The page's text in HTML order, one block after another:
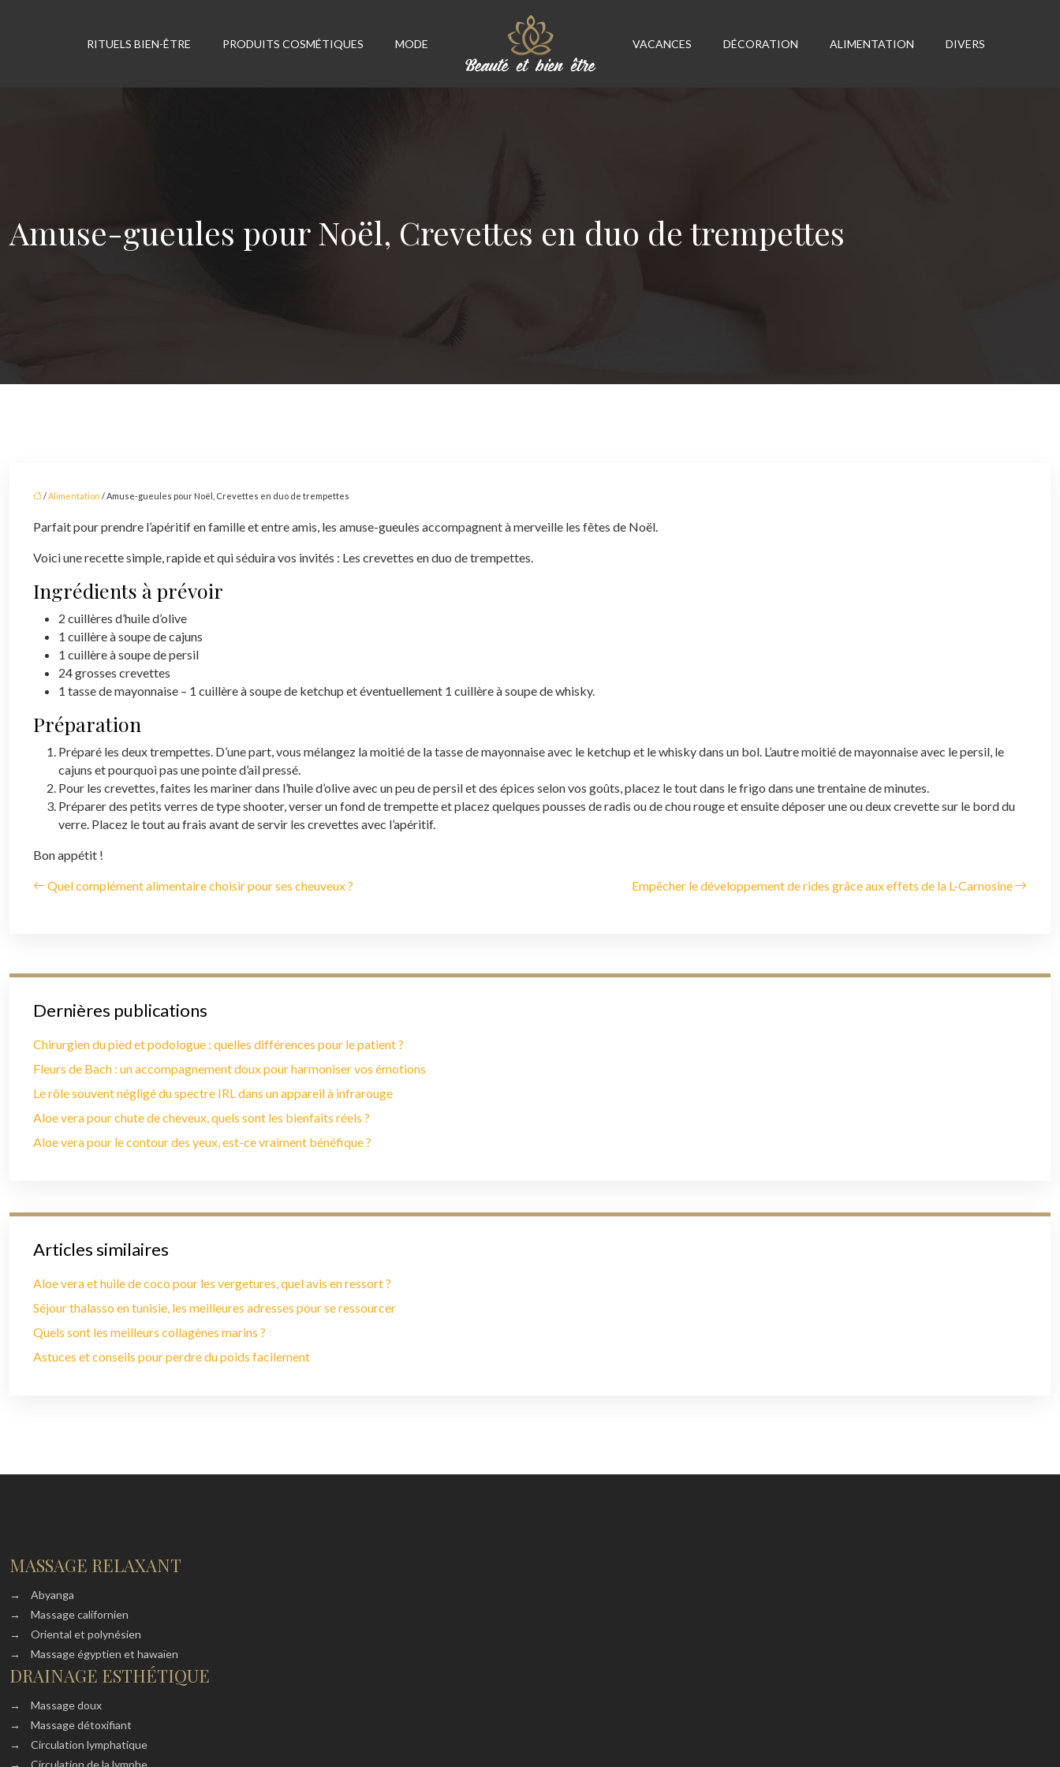
MODE
PRODUITS COSMÉTIQUES
RITUELS BIEN-ÊTRE VACANCES DÉCORATION ALIMENTATION DIVERS
Amuse-gueules pour Noël, Crevettes en duo de trempettes
/Alimentation / Amuse-gueules pour Noël, Crevettes en duo de trempettes
Parfait pour prendre l’apéritif en famille et entre amis, les amuse-gueules accompagnent à merveille les fêtes de Noël.
Voici une recette simple, rapide et qui séduira vos invités : Les crevettes en duo de trempettes.
Ingrédients à prévoir
2 cuillères d’huile d’olive
1 cuillère à soupe de cajuns
1 cuillère à soupe de persil
24 grosses crevettes
1 tasse de mayonnaise – 1 cuillère à soupe de ketchup et éventuellement 1 cuillère à soupe de whisky.
Préparation
Préparé les deux trempettes. D’une part, vous mélangez la moitié de la tasse de mayonnaise avec le ketchup et le whisky dans un bol. L’autre moitié de mayonnaise avec le persil, le
cajuns et pourquoi pas une pointe d’ail pressé.
Pour les crevettes, faites les mariner dans l’huile d’olive avec un peu de persil et des épices selon vos goûts, placez le tout dans le frigo dans une trentaine de minutes.
Préparer des petits verres de type shooter, verser un fond de trempette et placez quelques pousses de radis ou de chou rouge et ensuite déposer une ou deux crevette sur le bord du
verre. Placez le tout au frais avant de servir les crevettes avec l’apéritif.
Bon appétit !
Quel complément alimentaire choisir pour ses cheuveux ? Empêcher le développement de rides grâce aux effets de la L-Carnosine
Dernières publications
Chirurgien du pied et podologue : quelles différences pour le patient ?
Fleurs de Bach : un accompagnement doux pour harmoniser vos émotions
Le rôle souvent négligé du spectre IRL dans un appareil à infrarouge
Aloe vera pour chute de cheveux, quels sont les bienfaits réels ?
Aloe vera pour le contour des yeux, est-ce vraiment bénéfique ?
Articles similaires
Aloe vera et huile de coco pour les vergetures, quel avis en ressort ?
Séjour thalasso en tunisie, les meilleures adresses pour se ressourcer
Quels sont les meilleurs collagènes marins ?
Astuces et conseils pour perdre du poids facilement
MASSAGE RELAXANT
→
Abyanga
→
Massage californien
→
Oriental et polynésien
→
Massage égyptien et hawaïen
DRAINAGE ESTHÉTIQUE
→
Massage doux
→
Massage détoxifiant
→
Circulation lymphatique
→
Circulation de la lymphe